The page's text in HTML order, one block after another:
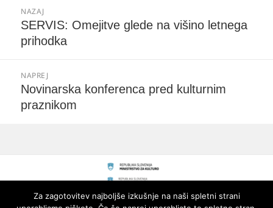
prispevka
NAZAJ
Prejšnji
prispevek:
SERVIS: Omejitve glede na višino letnega
prihodka
NAPREJ
Naslednji
prispevek:
Novinarska konferenca pred kulturnim
praznikom
Za zagotovitev najboljše izkušnje na naši spletni strani